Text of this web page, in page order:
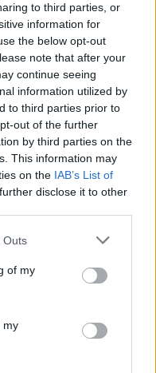
to third parties, or
information for
the below opt-out
note that after your
continue seeing
information utilized by
to third parties prior to
out of the further
by third parties on the
This information may
on the IAB’s List of
disclose it to other
Outs
of my
my